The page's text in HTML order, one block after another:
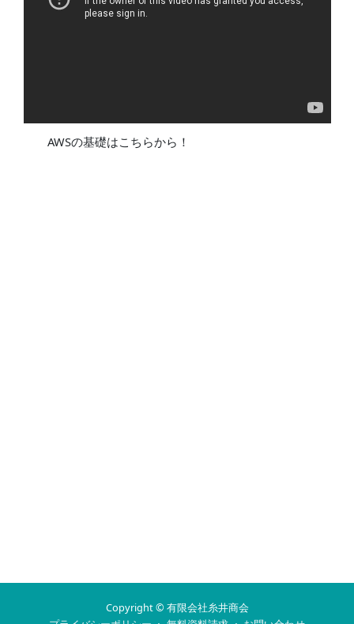
AWSの基礎はこちらから！
Copyright © 有限会社糸井商会